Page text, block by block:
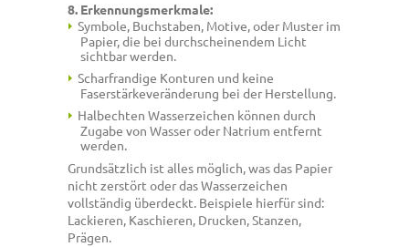
8. Erkennungsmerkmale:
Symbole, Buchstaben, Motive, oder Muster im
Papier, die bei durchscheinendem Licht
sichtbar werden.
Scharfrandige Konturen und keine
Faserstärkeveränderung bei der Herstellung.
Halbechten Wasserzeichen können durch
Zugabe von Wasser oder Natrium entfernt
werden.
Grundsätzlich ist alles möglich, was das Papier
nicht zerstört oder das Wasserzeichen
vollständig überdeckt. Beispiele hierfür sind:
Lackieren, Kaschieren, Drucken, Stanzen,
Prägen.